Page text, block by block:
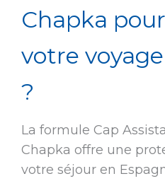
Chapka
votre
?
La formule Cap
Chapka offre une
votre séjour en